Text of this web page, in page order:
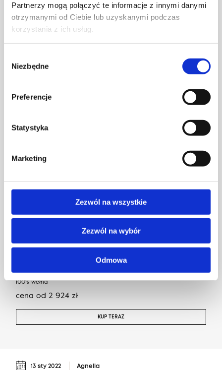
Partnerzy mogą połączyć te informacje z innymi danymi
otrzymanymi od Ciebie lub uzyskanymi podczas
korzystania z ich usług.
zgody
Niezbędne
Preferencje
Statystyka
Marketing
Zezwól na wszystkie
Zezwól na wybór
Odmowa
Calisia M GRID RIM piaskowy
100% wełna
cena od 2 924 zł
KUP TERAZ
13 sty 2022 Agnella